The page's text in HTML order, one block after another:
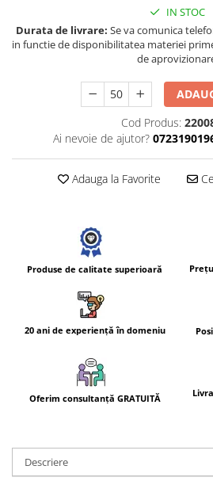
IN STOC
Durata de livrare: Se va comunica
in functie de disponibilitatea materiei
de
Cod Produs:
Ai nevoie de ajutor?
Adauga la Favorite
Produse de calitate superioară
20 ani de experiență în domeniu
Oferim consultanță GRATUITĂ
Descriere